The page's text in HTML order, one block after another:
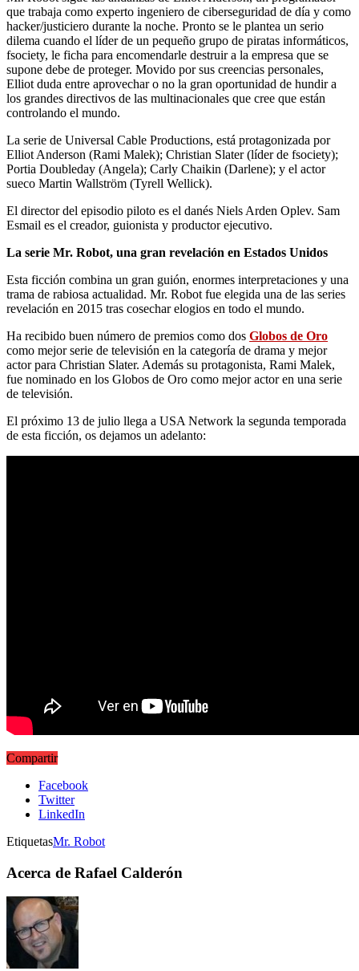
que trabaja como experto ingeniero de ciberseguridad de día y como
hacker/justiciero durante la noche. Pronto se le plantea un serio
dilema cuando el líder de un pequeño grupo de piratas informáticos,
fsociety, le ficha para encomendarle destruir a la empresa que se
supone debe de proteger. Movido por sus creencias personales,
Elliot duda entre aprovechar o no la gran oportunidad de hundir a
los grandes directivos de las multinacionales que cree que están
controlando el mundo.
La serie de Universal Cable Productions, está protagonizada por
Elliot Anderson (Rami Malek); Christian Slater (líder de fsociety);
Portia Doubleday (Angela); Carly Chaikin (Darlene); y el actor
sueco Martin Wallström (Tyrell Wellick).
El director del episodio piloto es el danés Niels Arden Oplev. Sam
Esmail es el creador, guionista y productor ejecutivo.
La serie Mr. Robot, una gran revelación en Estados Unidos
Esta ficción combina un gran guión, enormes interpretaciones y una
trama de rabiosa actualidad. Mr. Robot fue elegida una de las series
revelación en 2015 tras cosechar elogios en todo el mundo.
Ha recibido buen número de premios como dos Globos de Oro
como mejor serie de televisión en la categoría de drama y mejor
actor para Christian Slater. Además su protagonista, Rami Malek,
fue nominado en los Globos de Oro como mejor actor en una serie
de televisión.
El próximo 13 de julio llega a USA Network la segunda temporada
de esta ficción, os dejamos un adelanto:
Compartir
Facebook
Twitter
LinkedIn
EtiquetasMr. Robot
Acerca de Rafael Calderón